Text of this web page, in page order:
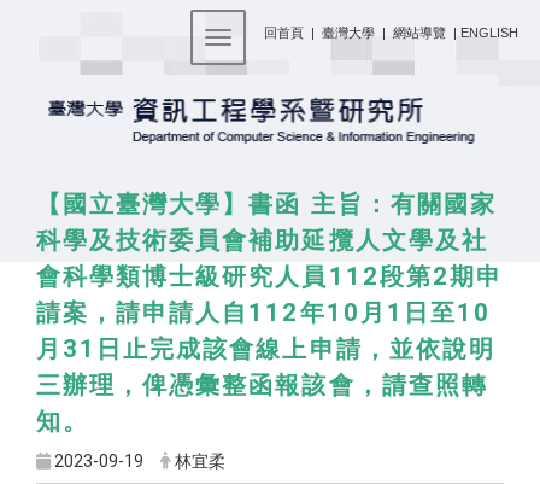
回首頁 | 臺灣大學 | 網站導覽 | ENGLISH
Toggle navigation
【國立臺灣大學】書函 主旨：有關國家
科學及技術委員會補助延攬人文學及社
會科學類博士級研究人員112段第2期申
請案，請申請人自112年10月1日至10
月31日止完成該會線上申請，並依說明
三辦理，俾憑彙整函報該會，請查照轉
知。
2023-09-19 林宜柔